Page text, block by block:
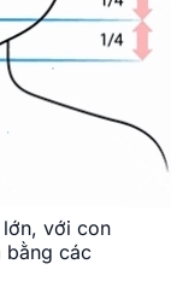
với con
bằng các